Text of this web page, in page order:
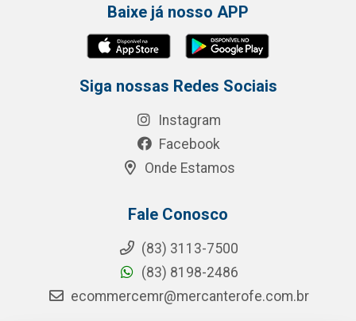
Baixe já nosso APP
Siga nossas Redes Sociais
Instagram
Facebook
Onde Estamos
Fale Conosco
(83) 3113-7500
(83) 8198-2486
ecommercemr@mercanterofe.com.br